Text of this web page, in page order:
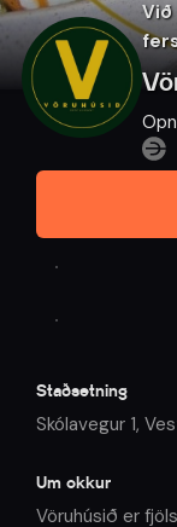
Við
Staðsetning
Skólavegur 1,
Um okkur
Vöruhúsið er